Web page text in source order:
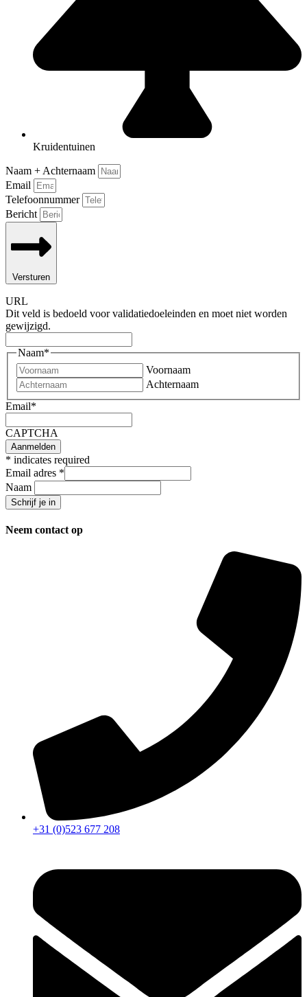
Kruidentuinen
Naam + Achternaam
Email
Telefoonnummer
Bericht
Versturen
URL
Dit veld is bedoeld voor validatiedoeleinden en moet niet worden
gewijzigd.
Naam*
Voornaam
Achternaam
Email*
CAPTCHA
* indicates required
Email adres *
Naam
Neem contact op
+31 (0)523 677 208